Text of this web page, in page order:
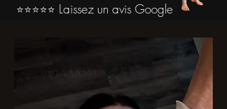
⭐⭐⭐⭐⭐ Laissez un avis Google